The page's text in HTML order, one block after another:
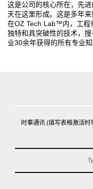
这是公司的核心所在，先
天在这里形成。这是多年
在OZ Tech Lab™内，工程
独特和具突破性的技术，
业30余年获得的所有专业
时事通讯 (填写表格激活